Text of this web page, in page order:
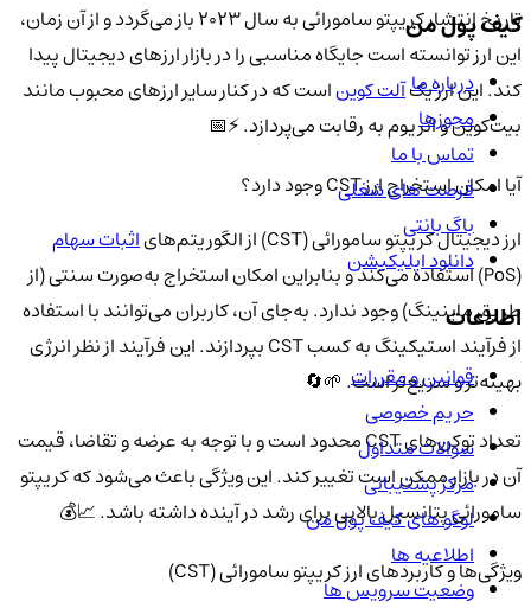
تاریخ انتشار کریپتو سامورائی به سال ۲۰۲۳ باز می‌گردد و از آن زمان،
این ارز توانسته است جایگاه مناسبی را در بازار ارزهای دیجیتال پیدا
کند. این ارز یکآلت کویناست که در کنار سایر ارزهای محبوب مانند
بیت‌کوین و اتریوم به رقابت می‌پردازد. ⚡📅
آیا امکان استخراج ارز CST وجود دارد؟
ارز دیجیتال کریپتو سامورائی (CST) از الگوریتم‌های
اثبات سهام
(PoS) استفاده می‌کند و بنابراین امکان استخراج به‌صورت سنتی (از
طریق ماینینگ) وجود ندارد. به‌جای آن، کاربران می‌توانند با استفاده
از فرآیند استیکینگ به کسب CST بپردازند. این فرآیند از نظر انرژی
بهینه‌تر و سریع‌تر است. 🌱🔄
تعداد توکن‌های CST محدود است و با توجه به عرضه و تقاضا، قیمت
آن در بازار ممکن است تغییر کند. این ویژگی باعث می‌شود که کریپتو
سامورائی پتانسیل بالایی برای رشد در آینده داشته باشد. 📈💰
ویژگی‌ها و کاربردهای ارز کریپتو سامورائی (CST)
کیف پول من
درباره ما
مجوزها
تماس با ما
فرصت های شغلی
باگ بانتی
دانلود اپلیکیشن
اطلاعات
قوانین و مقررات
حریم خصوصی
سوالات متداول
مرکز پشتیبانی
لوگو های کیف پول من
اطلاعیه ها
وضعیت سرویس ها